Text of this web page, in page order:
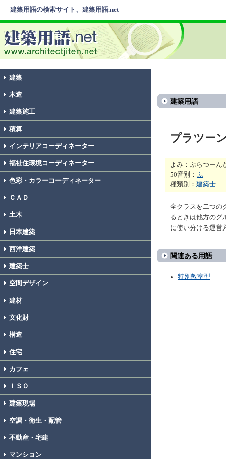
建築用語の検索サイト、建築用語.net
建築
木造
建築施工
積算
インテリアコーディネーター
福祉住環境コーディネーター
色彩・カラーコーディネーター
ＣＡＤ
土木
日本建築
西洋建築
建築士
空間デザイン
建材
文化財
構造
住宅
カフェ
ＩＳＯ
建築現場
空調・衛生・配管
不動産・宅建
マンション
建築用語
プラツー
よみ：ぷらつーん
50音別： ふ
種類別： 建築士
全クラスを二つの
るときは他方のグ
に使い分ける運営
関連ある用語
特別教室型